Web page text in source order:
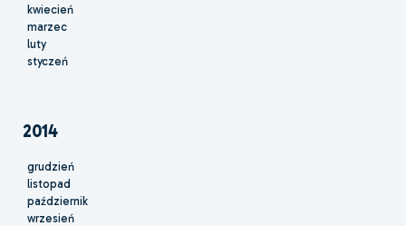
kwiecień
marzec
luty
styczeń
2014
grudzień
listopad
październik
wrzesień